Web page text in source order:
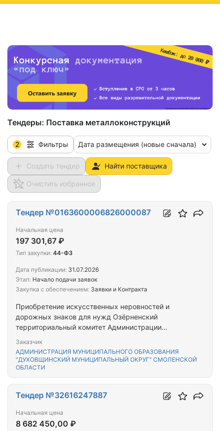
Тендеры: Поставка металлоконструкций
2 Фильтры Дата размещения (новые сначала)
Создать тендер Найти поставщика
Очистить избранное
Приобретение искусственных неровностей и
дорожных знаков для нужд Озёрненский
территориальный комитет Администрации
муниципальный округ» Смоленской области
Заказчик
АДМИНИСТРАЦИЯ МУНИЦИПАЛЬНОГО ОБРАЗОВАНИЯ
"ДУХОВЩИНСКИЙ МУНИЦИПАЛЬНЫЙ ОКРУГ" СМОЛЕНСКОЙ
ОБЛАСТИ
Тендер №0163600006826000087
Начальная цена
197 301,67 ₽
Тип закупки: 44-ФЗ
Дата публикации: 31.07.2026
Этап: Начало подачи заявок
Закупка с обеспечением: Заявки и Контракта
Тендер №32616247887
Начальная цена
8 682 450,00 ₽